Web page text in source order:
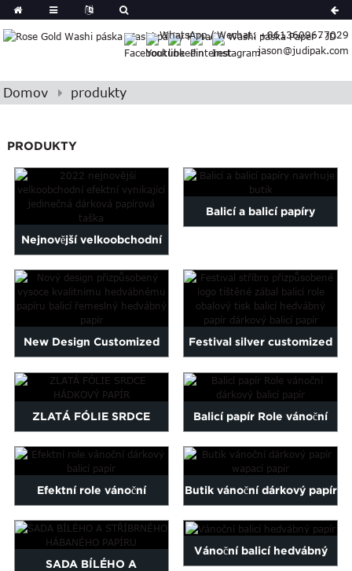
WhatsApp / Wechat: +8613609677029
jason@judipak.com
Japanese
Basque
Azerbaijani
Bulgarian
Croatian
Gujarati
Hebrew
Igbo
Khmer
Burmese
Persian
Samoan
Sundanese
Thai
Zulu
Domov produkty
PRODUKTY
Nejnovější velkoobchodní
2022 Fancy Exquisite
Unique Gi...
Balicí a balicí papíry
New Design Customized
High Quality Tissue Paper...
Festival silver customized
logo printed wrap pa...
ZLATÁ FÓLIE SRDCE
HÁDKOVÝ PAPÍR
Balicí papír Role vánoční
dárkový balicí papír
Efektní role vánoční
dárkový balicí papír
Butik vánoční dárkový papír
wapací papír
SADA BÍLÉHO A
Vánoční balicí hedvábný